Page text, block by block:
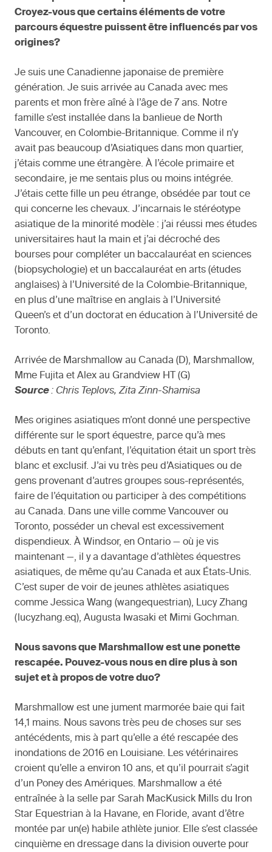
Croyez-vous que certains éléments de votre
parcours équestre puissent être influencés par vos
origines?
Je suis une Canadienne japonaise de première
génération. Je suis arrivée au Canada avec mes
parents et mon frère aîné à l’âge de 7 ans. Notre
famille s’est installée dans la banlieue de North
Vancouver, en Colombie-Britannique. Comme il n’y
avait pas beaucoup d’Asiatiques dans mon quartier,
j’étais comme une étrangère. À l’école primaire et
secondaire, je me sentais plus ou moins intégrée.
J’étais cette fille un peu étrange, obsédée par tout ce
qui concerne les chevaux. J’incarnais le stéréotype
asiatique de la minorité modèle : j’ai réussi mes études
universitaires haut la main et j’ai décroché des
bourses pour compléter un baccalauréat en sciences
(biopsychologie) et un baccalauréat en arts (études
anglaises) à l’Université de la Colombie-Britannique,
en plus d’une maîtrise en anglais à l’Université
Queen’s et d’un doctorat en éducation à l’Université de
Toronto.
Arrivée de Marshmallow au Canada (D), Marshmallow,
Mme Fujita et Alex au Grandview HT (G)
Source: Chris Teplovs, Zita Zinn-Shamisa
Mes origines asiatiques m’ont donné une perspective
différente sur le sport équestre, parce qu’à mes
débuts en tant qu’enfant, l’équitation était un sport très
blanc et exclusif. J’ai vu très peu d’Asiatiques ou de
gens provenant d’autres groupes sous-représentés,
faire de l’équitation ou participer à des compétitions
au Canada. Dans une ville comme Vancouver ou
Toronto, posséder un cheval est excessivement
dispendieux. À Windsor, en Ontario — où je vis
maintenant —, il y a davantage d’athlètes équestres
asiatiques, de même qu’au Canada et aux États-Unis.
C’est super de voir de jeunes athlètes asiatiques
comme Jessica Wang (wangequestrian), Lucy Zhang
(lucyzhang.eq), Augusta Iwasaki et Mimi Gochman.
Nous savons que Marshmallow est une ponette
rescapée. Pouvez-vous nous en dire plus à son
sujet et à propos de votre duo?
Marshmallow est une jument marmorée baie qui fait
14,1 mains. Nous savons très peu de choses sur ses
antécédents, mis à part qu’elle a été rescapée des
inondations de 2016 en Louisiane. Les vétérinaires
croient qu’elle a environ 10 ans, et qu’il pourrait s’agit
d’un Poney des Amériques. Marshmallow a été
entraînée à la selle par Sarah MacKusick Mills du Iron
Star Equestrian à la Havane, en Floride, avant d’être
montée par un(e) habile athlète junior. Elle s’est classée
cinquième en dressage dans la division ouverte pour